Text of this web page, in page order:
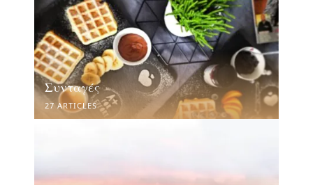
Συνταγές
27 ARTICLES